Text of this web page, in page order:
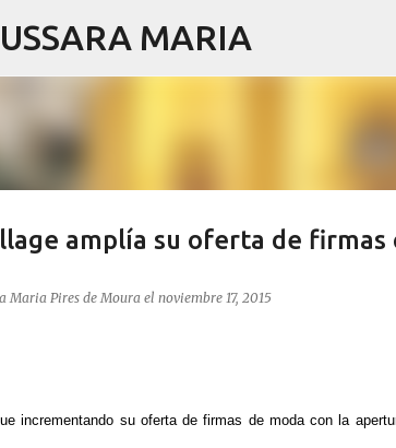
MARIA
amplía su oferta de
Maria Pires de Moura el noviembre 17, 2015
incrementando su oferta de firmas de moda con la